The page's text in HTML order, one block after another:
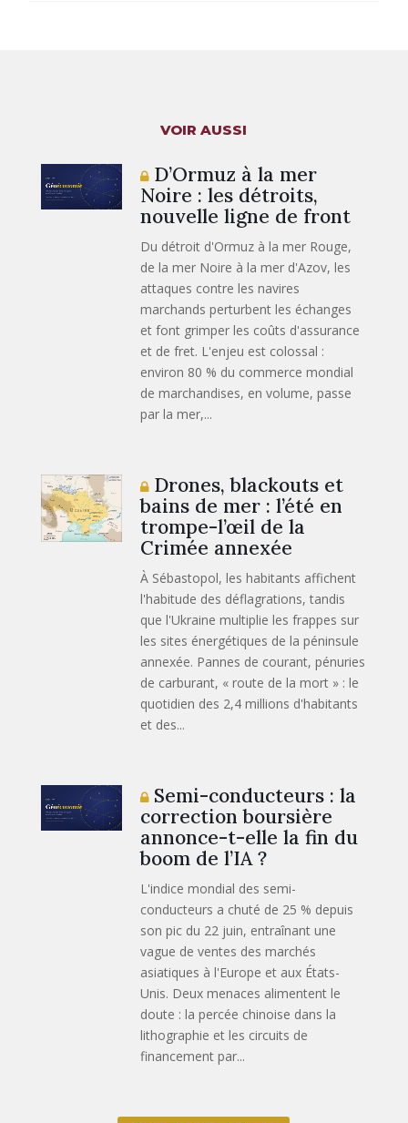
VOIR AUSSI
D’Ormuz à la mer
Noire : les détroits,
nouvelle ligne de front
Du détroit d'Ormuz à la mer Rouge,
de la mer Noire à la mer d'Azov, les
attaques contre les navires
marchands perturbent les échanges
et font grimper les coûts d'assurance
et de fret. L'enjeu est colossal :
environ 80 % du commerce mondial
de marchandises, en volume, passe
par la mer,...
Drones, blackouts et
bains de mer : l’été en
trompe-l’œil de la
Crimée annexée
À Sébastopol, les habitants affichent
l'habitude des déflagrations, tandis
que l'Ukraine multiplie les frappes sur
les sites énergétiques de la péninsule
annexée. Pannes de courant, pénuries
de carburant, « route de la mort » : le
quotidien des 2,4 millions d'habitants
et des...
Semi-conducteurs : la
correction boursière
annonce-t-elle la fin du
boom de l’IA ?
L'indice mondial des semi-
conducteurs a chuté de 25 % depuis
son pic du 22 juin, entraînant une
vague de ventes des marchés
asiatiques à l'Europe et aux États-
Unis. Deux menaces alimentent le
doute : la percée chinoise dans la
lithographie et les circuits de
financement par...